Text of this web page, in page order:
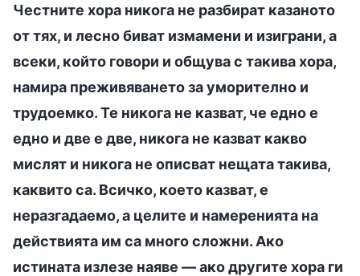
Честните хора никога не разбират казаното
от тях, и лесно биват измамени и изиграни, а
всеки, който говори и общува с такива хора,
намира преживяването за уморително и
трудоемко. Те никога не казват, че едно е
едно и две е две, никога не казват какво
мислят и никога не описват нещата такива,
каквито са. Всичко, което казват, е
неразгадаемо, а целите и намеренията на
действията им са много сложни. Ако
истината излезе наяве — ако другите хора ги